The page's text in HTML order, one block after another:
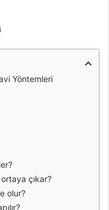
Yöntemleri
çıkar?
olur?